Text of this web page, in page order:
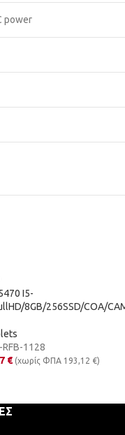
power
I5-
8GB/256SSD/COA/
RFB-1128
€ (χωρίς ΦΠΑ 193,12 €)